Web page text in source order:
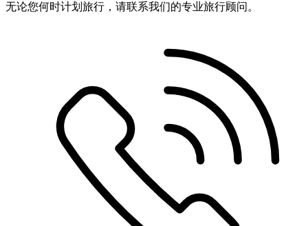
无论您何时计划旅行，请联系我们的专业旅行顾问。